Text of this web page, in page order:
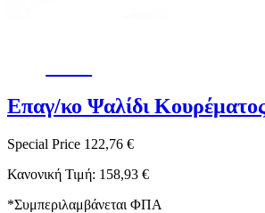
Επαγ/κο Ψαλίδι
Special Price 122,76 €
Κανονική Τιμή: 158,93 €
*Συμπεριλαμβάνεται ΦΠΑ